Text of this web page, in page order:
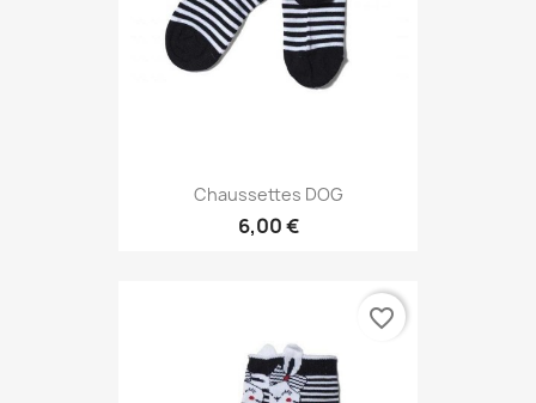
Chaussettes DOG
6,00 €
favorite_border